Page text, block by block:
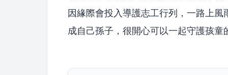
因緣際會投入導護志工行列，一路上
成自己孫子，很開心可以一起守護孩童